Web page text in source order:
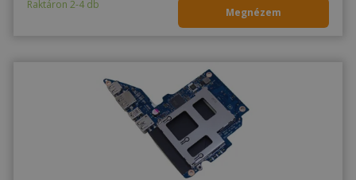
Raktáron 2-4 db
Megnézem